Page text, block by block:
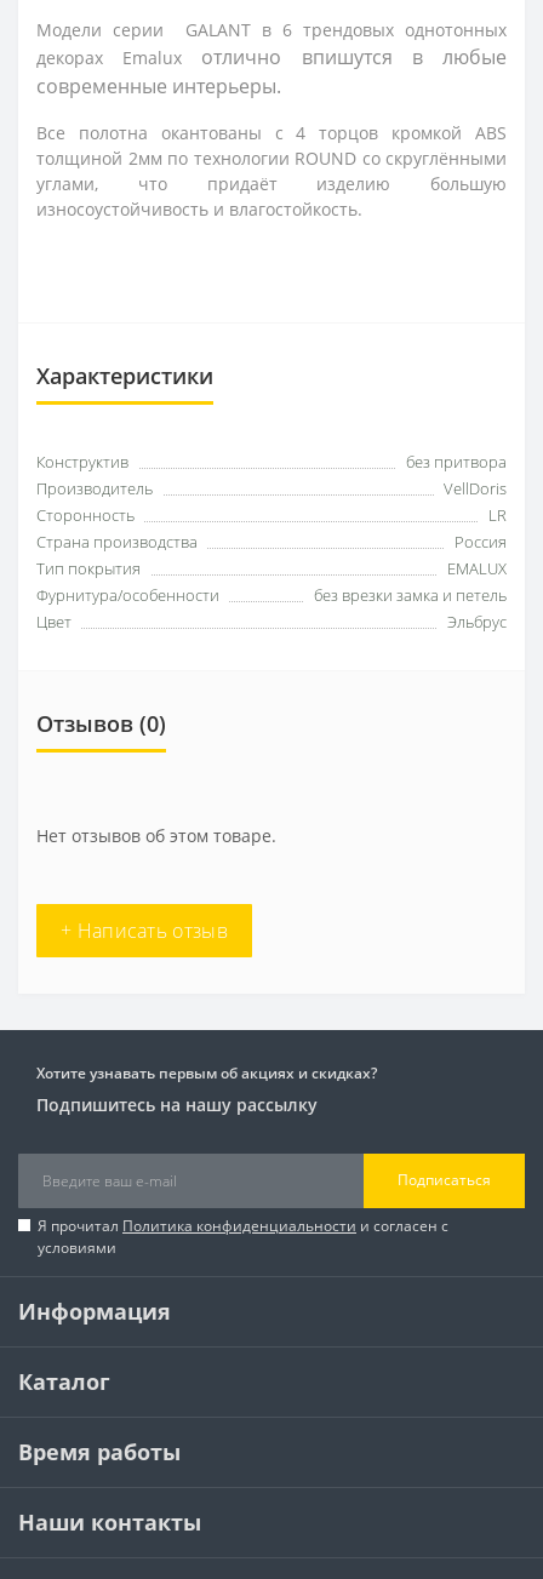
Модели серии
GALANT в 6 трендовых однотонных
декорах
Emalux
отлично впишутся в любые
современные интерьеры.
Все полотна окантованы с 4 торцов кромкой ABS
толщиной 2мм по технологии ROUND со скруглёнными
углами, что придаёт изделию большую
износоустойчивость и влагостойкость.
Характеристики
Конструктив
без притвора
Производитель
VellDoris
Сторонность
LR
Страна производства
Россия
Тип покрытия
EMALUX
Фурнитура/особенности
без врезки замка и петель
Цвет
Эльбрус
Отзывов (0)
Нет отзывов об этом товаре.
+ Написать отзыв
Хотите узнавать первым об акциях и скидках?
Подпишитесь на нашу рассылку
Подписаться
Я прочитал Политика конфиденциальности и согласен с
условиями
Информация
Каталог
Время работы
Наши контакты